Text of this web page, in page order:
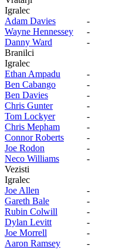
Igralec
Adam Davies
-
Wayne Hennessey
-
Danny Ward
-
Branilci
Igralec
Ethan Ampadu
-
Ben Cabango
-
Ben Davies
-
Chris Gunter
-
Tom Lockyer
-
Chris Mepham
-
Connor Roberts
-
Joe Rodon
-
Neco Williams
-
Vezisti
Igralec
Joe Allen
-
Gareth Bale
-
Rubin Colwill
-
Dylan Levitt
-
Joe Morrell
-
Aaron Ramsey
-